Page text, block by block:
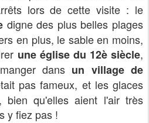
lors de cette visite : le
digne des plus belles plages
en plus, le sable en moins,
une église du 12è siècle,
dans un village de
pas fameux, et les glaces
bien qu'elles aient l'air très
y fiez pas !